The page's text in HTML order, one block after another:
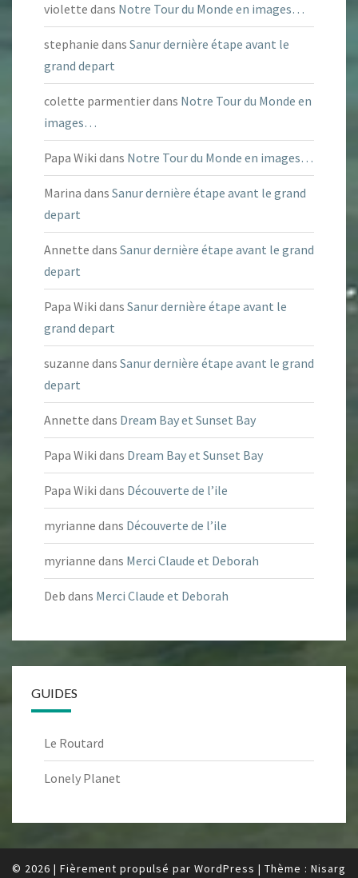
violette dans Notre Tour du Monde en images…
stephanie dans Sanur dernière étape avant le
grand depart
colette parmentierdans Notre Tour du Monde en
images…
Papa Wiki dans Notre Tour du Monde en images…
Marina dans Sanur dernière étape avant le grand
depart
Annette dans Sanur dernière étape avant le grand
depart
Papa Wiki dans Sanur dernière étape avant le
grand depart
suzanne dans Sanur dernière étape avant le grand
depart
Annette dans Dream Bay et Sunset Bay
Papa Wiki dans Dream Bay et Sunset Bay
Papa Wiki dans Découverte de l’ile
myrianne dans Découverte de l’ile
myrianne dans Merci Claude et Deborah
Deb dans Merci Claude et Deborah
GUIDES
Le Routard
Lonely Planet
© 2026 | Fièrement propulsé par WordPress | Thème : Nisarg